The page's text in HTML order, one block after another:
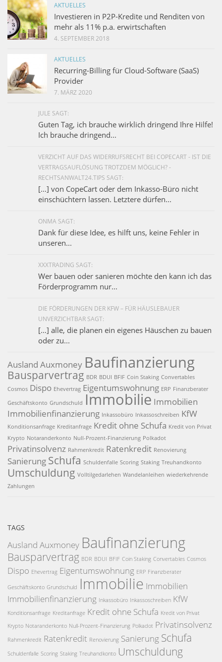
AKTUELLES
Investieren in P2P-Kredite und Renditen von
mehr als 11% p.a. erwirtschaften
4. SEPTEMBER 2018
AKTUELLES
Recurring-Billing für Cloud-Software (SaaS)
Provider
7. MÄRZ 2020
JULE SAGT:
Guten Tag, ich brauche wirklich dringend Ihre Hilfe!
Ich brauche dringend...
VERZICHT AUF DAS WIDERRUFSRECHT BEI COPECART - IST DIE
VERTRAGSAUFLÖSUNG TROTZDEM MÖGLICH? -
RECHTSANWALT24.TIPS SAGT:
[…] von CopeCart oder dem Inkasso-Büro nicht
einschüchtern lassen. Letztere dürfen...
ONMA SAGT:
Dank für diese Idee, es hilft uns, keine Fehler in
unseren...
XXXTRADING SAGT:
Wer bauen oder sanieren möchte den kann ich das
Förderprogramm nur...
DIE FÖRDERUNGEN DER KFW – FÜR HÄUSLEBAUER
UNVERZICHTBAR SAGT:
[…] alle, die planen ein eigenes Häuschen zu bauen
oder zu...
Ausland Auxmoney Baufinanzierung
Bausparvertrag BDR BDUI BFIF Coin Staking Convertables
Cosmos Dispo Ehevertrag Eigentumswohnung ERP Finanzberater
Geschäftskonto Grundschuld Immobilie Immobilien
Immobilienfinanzierung Inkassobüro Inkassoschreiben KfW
Konditionsanfrage Kreditanfrage Kredit ohne Schufa Kredit von Privat
Krypto Notaranderkonto Null-Prozent-Finanzierung Polkadot
Privatinsolvenz Rahmenkredit Ratenkredit Renovierung
Sanierung Schufa Schuldenfalle Scoring Staking Treuhandkonto
Umschuldung Volltilgedarlehen Wandelanleihen wiederkehrende
Zahlungen
TAGS
Ausland Auxmoney Baufinanzierung
Bausparvertrag BDR BDUI BFIF Coin Staking Convertables Cosmos
Dispo Ehevertrag Eigentumswohnung ERP Finanzberater
Geschäftskonto Grundschuld Immobilie Immobilien
Immobilienfinanzierung Inkassobüro Inkassoschreiben KfW
Konditionsanfrage Kreditanfrage Kredit ohne Schufa Kredit von Privat
Krypto Notaranderkonto Null-Prozent-Finanzierung Polkadot Privatinsolvenz
Rahmenkredit Ratenkredit Renovierung Sanierung Schufa
Schuldenfalle Scoring Staking Treuhandkonto Umschuldung